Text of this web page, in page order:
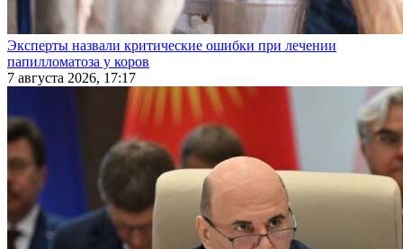
Эксперты назвали критические ошибки при лечении
папилломатоза у коров
7 августа 2026, 17:17